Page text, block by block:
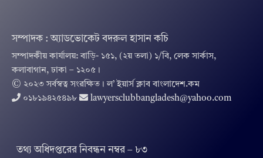
সম্পাদক : অ্যাডভোকেট বদরুল হাসান কচি
সম্পাদকীয় কার্যালয়: বাড়ি- ১৫১, (২য় তলা) ১/বি, লেক সার্কাস,
কলাবাগান, ঢাকা – ১২০৫।
© ২০২৩ সর্বস্বত্ব সংরক্ষিত । ল’ ইয়ার্স ক্লাব বাংলাদেশ.কম
০১৮১৯৪২৫৪৯৮
lawyersclubbangladesh@yahoo.com
তথ‌্য অ‌ধিদপ্ত‌রের নিবন্ধন নম্বর – ৮৩